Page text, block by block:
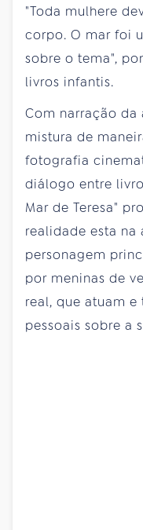
"Toda mulhere
corpo. O mar foi
sobre o tema",
livros infantis.
Com narração da
mistura de
fotografia
diálogo entre
Mar de Teresa"
realidade esta na
personagem
por meninas de
real, que atuam
pessoais sobre a